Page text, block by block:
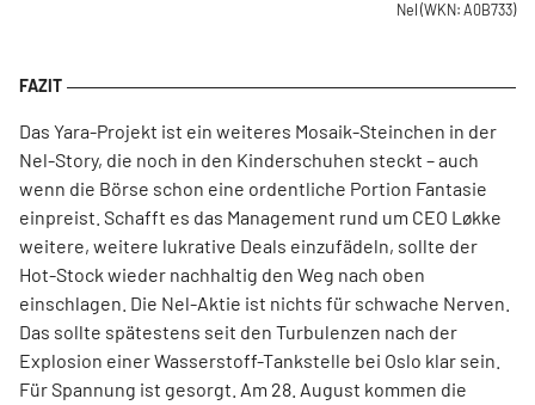
Nel (WKN: A0B733)
Das Yara-Projekt ist ein weiteres Mosaik-Steinchen in der
Nel-Story, die noch in den Kinderschuhen steckt – auch
wenn die Börse schon eine ordentliche Portion Fantasie
einpreist. Schafft es das Management rund um CEO Løkke
weitere, weitere lukrative Deals einzufädeln, sollte der
Hot-Stock wieder nachhaltig den Weg nach oben
einschlagen. Die Nel-Aktie ist nichts für schwache Nerven.
Das sollte spätestens seit den Turbulenzen nach der
Explosion einer Wasserstoff-Tankstelle bei Oslo klar sein.
Für Spannung ist gesorgt. Am 28. August kommen die